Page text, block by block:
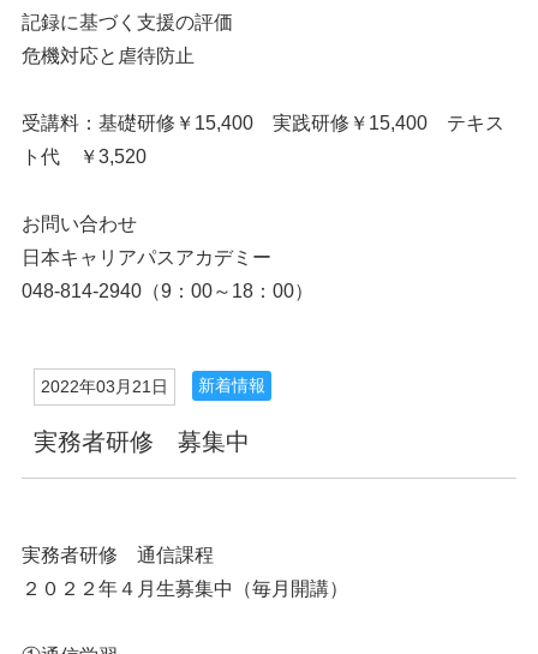
記録に基づく支援の評価
危機対応と虐待防止
受講料：基礎研修￥15,400 実践研修￥15,400 テキス
ト代 ￥3,520
お問い合わせ
日本キャリアパスアカデミー
048-814-2940（9：00～18：00）
2022年03月21日 新着情報
実務者研修 募集中
実務者研修 通信課程
２０２２年４月生募集中（毎月開講）